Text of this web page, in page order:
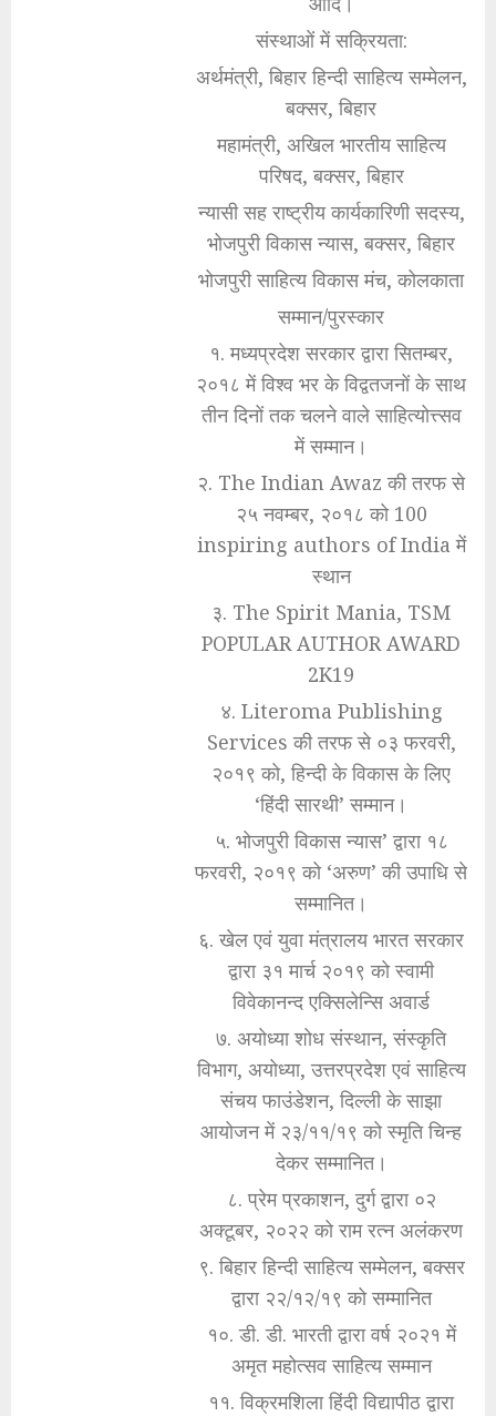
संस्थाओं में सक्रियता:
अर्थमंत्री, बिहार हिन्दी साहित्य सम्मेलन,
बक्सर, बिहार
महामंत्री, अखिल भारतीय साहित्य
परिषद, बक्सर, बिहार
न्यासी सह राष्ट्रीय कार्यकारिणी सदस्य,
भोजपुरी विकास न्यास, बक्सर, बिहार
भोजपुरी साहित्य विकास मंच, कोलकाता
सम्मान/पुरस्कार
१. मध्यप्रदेश सरकार द्वारा सितम्बर,
२०१८ में विश्व भर के विद्वतजनों के साथ
तीन दिनों तक चलने वाले साहित्योत्त्सव
में सम्मान।
२. The Indian Awaz की तरफ से
२५ नवम्बर, २०१८ को 100
inspiring authors of India में
स्थान
३. The Spirit Mania, TSM
POPULAR AUTHOR AWARD
2K19
४. Literoma Publishing
Services की तरफ से ०३ फरवरी,
२०१९ को, हिन्दी के विकास के लिए
‘हिंदी सारथी’ सम्मान।
५. भोजपुरी विकास न्यास’ द्वारा १८
फरवरी, २०१९ को ‘अरुण’ की उपाधि से
सम्मानित।
६. खेल एवं युवा मंत्रालय भारत सरकार
द्वारा ३१ मार्च २०१९ को स्वामी
विवेकानन्द एक्सिलेन्सि अवार्ड
७. अयोध्या शोध संस्थान, संस्कृति
विभाग, अयोध्या, उत्तरप्रदेश एवं साहित्य
संचय फाउंडेशन, दिल्ली के साझा
आयोजन में २३/११/१९ को स्मृति चिन्ह
देकर सम्मानित।
८. प्रेम प्रकाशन, दुर्ग द्वारा ०२
अक्टूबर, २०२२ को राम रत्न अलंकरण
९. बिहार हिन्दी साहित्य सम्मेलन, बक्सर
द्वारा २२/१२/१९ को सम्मानित
१०. डी. डी. भारती द्वारा वर्ष २०२१ में
अमृत महोत्सव साहित्य सम्मान
११. विक्रमशिला हिंदी विद्यापीठ द्वारा